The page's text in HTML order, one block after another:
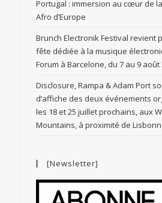
Portugal : immersion au cœur de
Afro d’Europe
Brunch Electronik Festival revient
fête dédiée à la musique
Forum à Barcelone, du 7 au 9 août
Disclosure, Rampa & Adam Port
d’affiche des deux événements
les 18 et 25 juillet prochains, aux
Mountains, à proximité de
[Newsletter]